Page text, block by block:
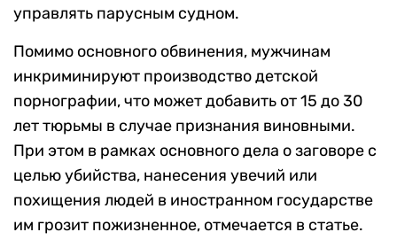
управлять парусным судном.
Помимо основного обвинения, мужчинам
инкриминируют производство детской
порнографии, что может добавить от 15 до 30
лет тюрьмы в случае признания виновными.
При этом в рамках основного дела о заговоре с
целью убийства, нанесения увечий или
похищения людей в иностранном государстве
им грозит пожизненное, отмечается в статье.